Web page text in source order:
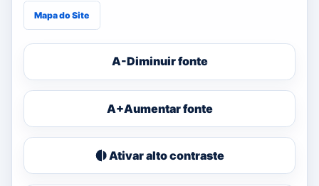
Mapa do Site
A-Diminuir fonte
A+Aumentar fonte
Ativar alto contraste